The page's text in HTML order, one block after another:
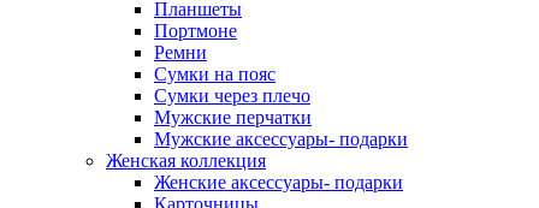
Планшеты
Портмоне
Ремни
Сумки на пояс
Сумки через плечо
Мужские перчатки
Мужские аксессуары- подарки
Женская коллекция
Женские аксессуары- подарки